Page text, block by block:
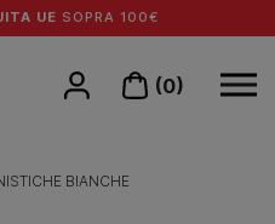
UE SOPRA 100€
(0)
BIANCHE